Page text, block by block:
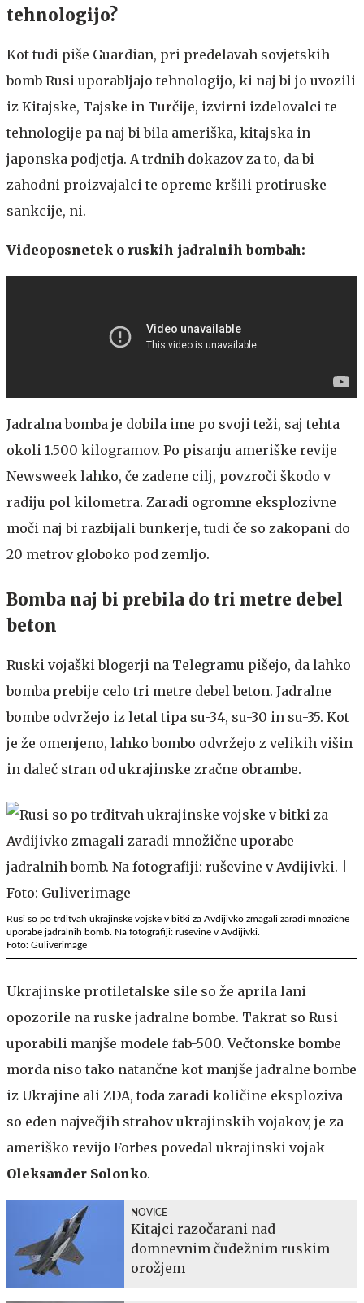
tehnologijo?
Kot tudi piše Guardian, pri predelavah sovjetskih
bomb Rusi uporabljajo tehnologijo, ki naj bi jo uvozili
iz Kitajske, Tajske in Turčije, izvirni izdelovalci te
tehnologije pa naj bi bila ameriška, kitajska in
japonska podjetja. A trdnih dokazov za to, da bi
zahodni proizvajalci te opreme kršili protiruske
sankcije, ni.
Videoposnetek o ruskih jadralnih bombah:
Jadralna bomba je dobila ime po svoji teži, saj tehta
okoli 1.500 kilogramov. Po pisanju ameriške revije
Newsweek lahko, če zadene cilj, povzroči škodo v
radiju pol kilometra. Zaradi ogromne eksplozivne
moči naj bi razbijali bunkerje, tudi če so zakopani do
20 metrov globoko pod zemljo.
Bomba naj bi prebila do tri metre debel
beton
Ruski vojaški blogerji na Telegramu pišejo, da lahko
bomba prebije celo tri metre debel beton. Jadralne
bombe odvržejo iz letal tipa su-34, su-30 in su-35. Kot
je že omenjeno, lahko bombo odvržejo z velikih višin
in daleč stran od ukrajinske zračne obrambe.
Rusi so po trditvah ukrajinske vojske v bitki za Avdijivko zmagali zaradi množične
uporabe jadralnih bomb. Na fotografiji: ruševine v Avdijivki.
Foto: Guliverimage
Ukrajinske protiletalske sile so že aprila lani
opozorile na ruske jadralne bombe. Takrat so Rusi
uporabili manjše modele fab-500. Večtonske bombe
morda niso tako natančne kot manjše jadralne bombe
iz Ukrajine ali ZDA, toda zaradi količine eksploziva
so eden največjih strahov ukrajinskih vojakov, je za
ameriško revijo Forbes povedal ukrajinski vojak
Oleksander Solonko.
NOVICE
Kitajci razočarani nad
domnevnim čudežnim ruskim
orožjem